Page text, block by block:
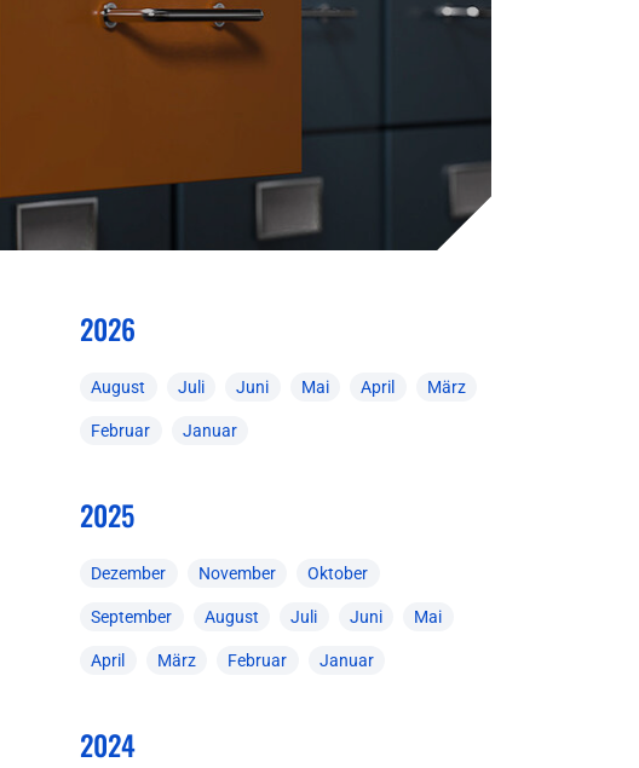
2026
August Juli Juni Mai April März
Februar Januar
2025
Dezember November Oktober
September August Juli Juni Mai
April März Februar Januar
2024